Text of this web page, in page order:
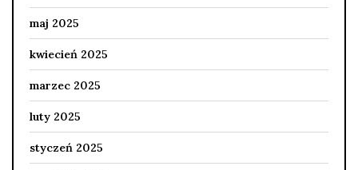
maj 2025
kwiecień 2025
marzec 2025
luty 2025
styczeń 2025